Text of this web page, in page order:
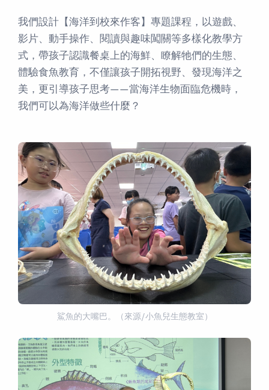
我們設計【海洋到校來作客】專題課程，以遊戲、
影片、動手操作、閱讀與趣味闖關等多樣化教學方
式，帶孩子認識餐桌上的海鮮、瞭解牠們的生態、
體驗食魚教育，不僅讓孩子開拓視野、發現海洋之
美，更引導孩子思考——當海洋生物面臨危機時，
我們可以為海洋做些什麼？
鯊魚的大嘴巴。（來源/小魚兒生態教室）